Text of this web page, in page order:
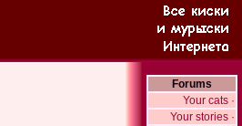
Forums
Your cats ·
Your stories ·